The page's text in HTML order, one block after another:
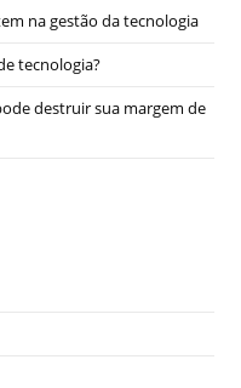
na gestão da tecnologia
tecnologia?
destruir sua margem de